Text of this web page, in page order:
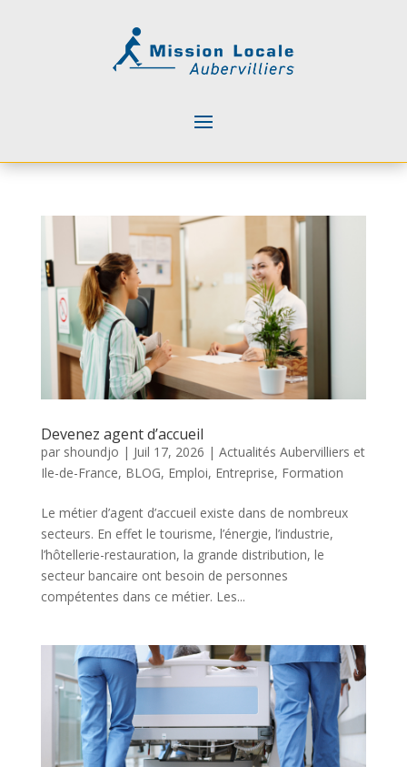
Devenez agent d’accueil
par shoundjo | Juil 17, 2026 | Actualités Aubervilliers et
Ile-de-France, BLOG, Emploi, Entreprise, Formation
Le métier d’agent d’accueil existe dans de nombreux
secteurs. En effet le tourisme, l’énergie, l’industrie,
l’hôtellerie-restauration, la grande distribution, le
secteur bancaire ont besoin de personnes
compétentes dans ce métier. Les...